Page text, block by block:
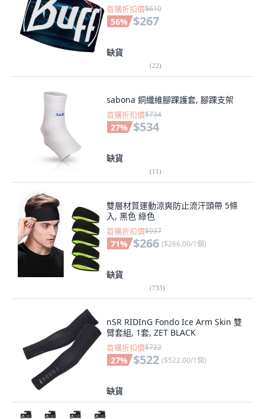
首購折扣價$610
56% $267
缺貨
(22)
sabona 銅纖維腳踝護套, 腳踝支架
首購折扣價$734
27% $534
缺貨
(11)
雙層材質運動涼爽防止流汗頭帶 5條
入, 黑色 綠色
首購折扣價$937
71% $266 ($266.00/1個)
缺貨
(733)
nSR RIDInG Fondo Ice Arm Skin 雙
臂套組, 1套, ZET BLACK
首購折扣價$722
27% $522 ($522.00/1個)
缺貨